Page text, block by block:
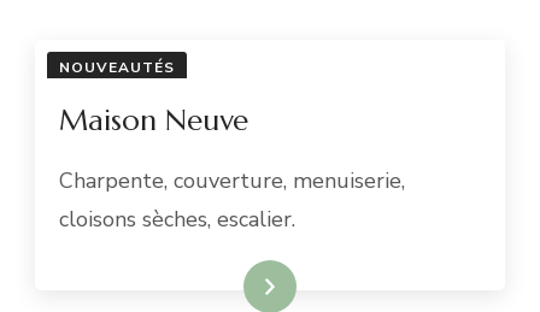
NOUVEAUTÉS
Maison Neuve
Charpente, couverture, menuiserie,
cloisons sèches, escalier.
READ MORE